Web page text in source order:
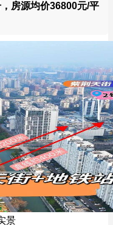
房源均价36800元/平
景